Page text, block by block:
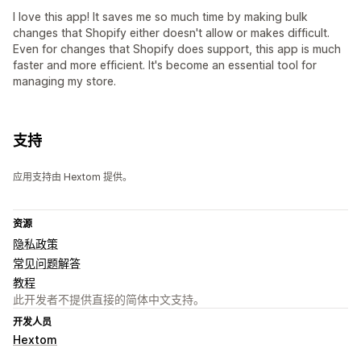
I love this app! It saves me so much time by making bulk
changes that Shopify either doesn't allow or makes difficult.
Even for changes that Shopify does support, this app is much
faster and more efficient. It's become an essential tool for
managing my store.
支持
应用支持由 Hextom 提供。
资源
隐私政策
常见问题解答
教程
此开发者不提供直接的简体中文支持。
开发人员
Hextom